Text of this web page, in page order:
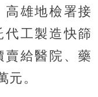
高雄地檢署接
工製造快篩
給醫院、藥
元。